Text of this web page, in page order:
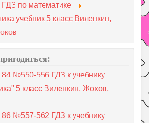
ГДЗ по математике
учебник 5 класс Виленкин,
№550-556 ГДЗ к учебнику
5 класс Виленкин, Жохов,
№557-562 ГДЗ к учебнику